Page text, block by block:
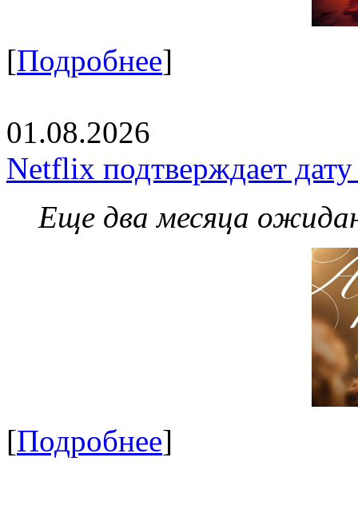
[Подробнее]
01.08.2026
Netflix подтверждает
Еще два месяца
[Подробнее]